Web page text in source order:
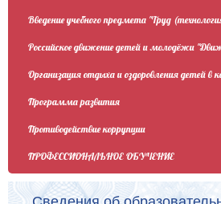
Введение учебного предмета "Труд
Российское движение детей и молодёжи
Организация отдыха и оздоровления детей в
Программа развития
Противодействие коррупции
ПРОФЕССИОНАЛЬНОЕ ОБУЧЕНИЕ